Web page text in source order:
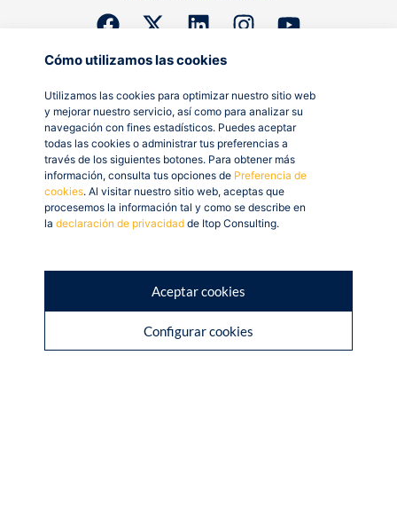
Cómo utilizamos las cookies
Utilizamos las cookies para optimizar nuestro sitio web
y mejorar nuestro servicio, así como para analizar su
navegación con fines estadísticos. Puedes aceptar
todas las cookies o administrar tus preferencias a
través de los siguientes botones. Para obtener más
información, consulta tus opciones de Preferencia de
cookies. Al visitar nuestro sitio web, aceptas que
procesemos la información tal y como se describe en
la declaración de privacidad de Itop Consulting.
Aceptar cookies
Configurar cookies